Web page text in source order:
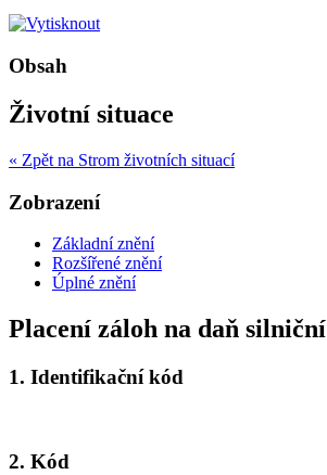
Obsah
Životní situace
« Zpět na Strom životních situací
Zobrazení
Základní znění
Rozšířené znění
Úplné znění
Placení záloh na daň silniční
1. Identifikační kód
2. Kód